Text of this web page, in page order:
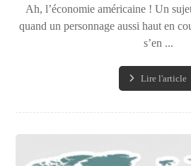
Ah, l’économie américaine ! Un
quand un personnage aussi haut en
s’en ...
Lire l'article